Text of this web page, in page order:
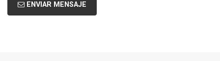
ENVIAR MENSAJE